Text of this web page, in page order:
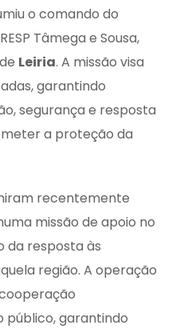
o comando do
Tâmega e Sousa,
Leiria. A missão visa
garantindo
segurança e resposta
a proteção da
recentemente
missão de apoio no
da resposta às
região. A operação
público, garantindo